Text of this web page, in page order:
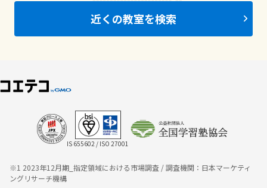
近くの教室を検索
IS 655602 / ISO 27001
※1 2023年12月期_指定領域における市場調査 / 調査機関：日本マーケティ
ングリサーチ機構